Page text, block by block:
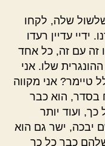
שלה, לקחו
ידיי עדיין רעדו
זה עם זה, כל אחד
שלו. אני
טיימר? אני מקווה
בסדר, הוא כבר
ועוד יותר
יבכה, ישר גם הוא
שלהם כבר כל כך